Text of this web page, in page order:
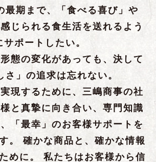
最期まで、「食べる喜び」や
感じられる食生活を送れるよう
サポートしたい。
態の変化があっても、決して
さ」の追求は忘れない。
現するために、三嶋商事の社
と真摯に向き合い、専門知識
「最幸」のお客様サポートを
。 確かな商品と、確かな情報
めに。 私たちはお客様から信